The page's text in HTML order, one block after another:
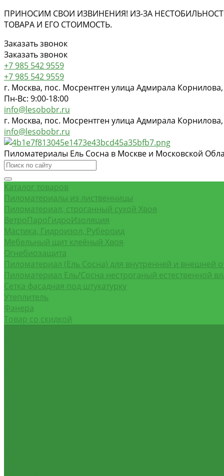
ПРИНОСИМ СВОИ ИЗВИНЕНИЯ! ИЗ-ЗА
ТОВАРА И ЕГО СТОИМОСТЬ.
Заказать звонок
Заказать звонок
+7 985 542 9559
+7 985 542 9559
г. Москва, пос. Мосрентген улица Адмирала
Пн-Вс: 9:00-18:00
info@lesobobr.ru
г. Москва, пос. Мосрентген улица Адмирала
info@lesobobr.ru
Пиломатериалы Ель Сосна в Москве и Московской
Каталог товаров
Пиломатериалы из лиственницы
Пиломатериал, строганный сухой Хвоя
ВетроПароГидроИзоляция
Мастика, Гидроизол, Рубероид
Мебельный щит клеёный Хвоя
Огнебиозащита
Пиломатериал (Ель Сосна) для внутренней и внешней
Пиломатериал Ель/Сосна нестроганый естественной
Сетка фасадная под штукатурку
Утеплитель
Фанера
Товар со скидкой